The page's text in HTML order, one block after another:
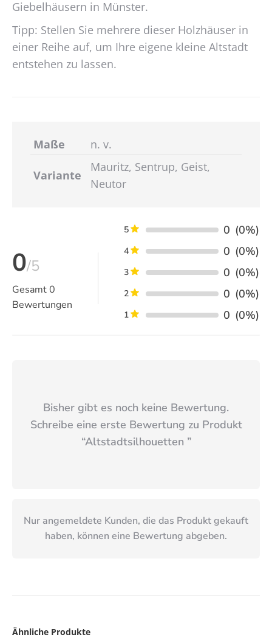
Giebelhäusern in Münster.
Tipp: Stellen Sie mehrere dieser Holzhäuser in
einer Reihe auf, um Ihre eigene kleine Altstadt
entstehen zu lassen.
Maße n. v.
Variante
Mauritz, Sentrup, Geist,
Neutor
0/5
Gesamt0
Bewertungen
5 0 (0%)
4 0 (0%)
3 0 (0%)
2 0 (0%)
1 0 (0%)
Bisher gibt es noch keine Bewertung.
Schreibe eine erste Bewertung zu Produkt
“Altstadtsilhouetten ”
Nur angemeldete Kunden, die das Produkt gekauft
haben, können eine Bewertung abgeben.
Ähnliche Produkte